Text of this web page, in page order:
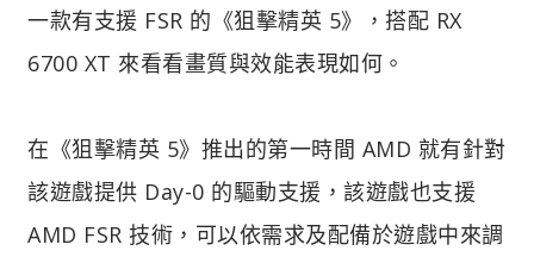
一款有支援 FSR 的《狙擊精英 5》，搭配 RX
6700 XT 來看看畫質與效能表現如何。
在《狙擊精英 5》推出的第一時間 AMD 就有針對
該遊戲提供 Day-0 的驅動支援，該遊戲也支援
AMD FSR 技術，可以依需求及配備於遊戲中來調